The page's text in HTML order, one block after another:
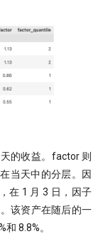
的收益。factor 则
当天中的分层。因
在 1 月 3 日，因子
该资产在随后的一
8.8%。